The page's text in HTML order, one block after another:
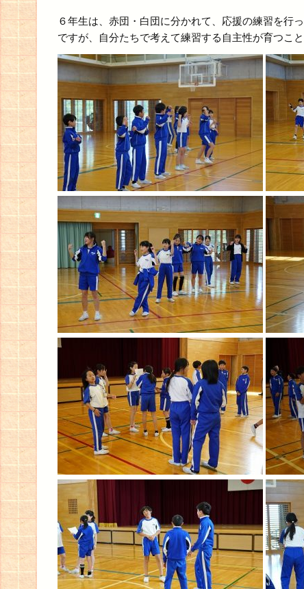
６年生は、赤団・白団に分かれて、応援の練習を行
ですが、自分たちで考えて練習する自主性が育つこと